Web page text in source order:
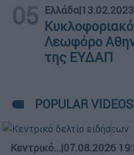
05 Ελλάδα|
Λεωφόρο
της ΕΥΔΑΠ
POPULAR VIDEOS
Κεντρικό...|07.08.2026